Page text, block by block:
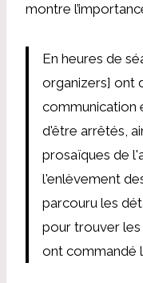
montre
En heures de
organizers] ont
communication
d'être arrêtés,
prosaïques de
l'enlèvement
parcouru les
pour trouver les
ont commandé